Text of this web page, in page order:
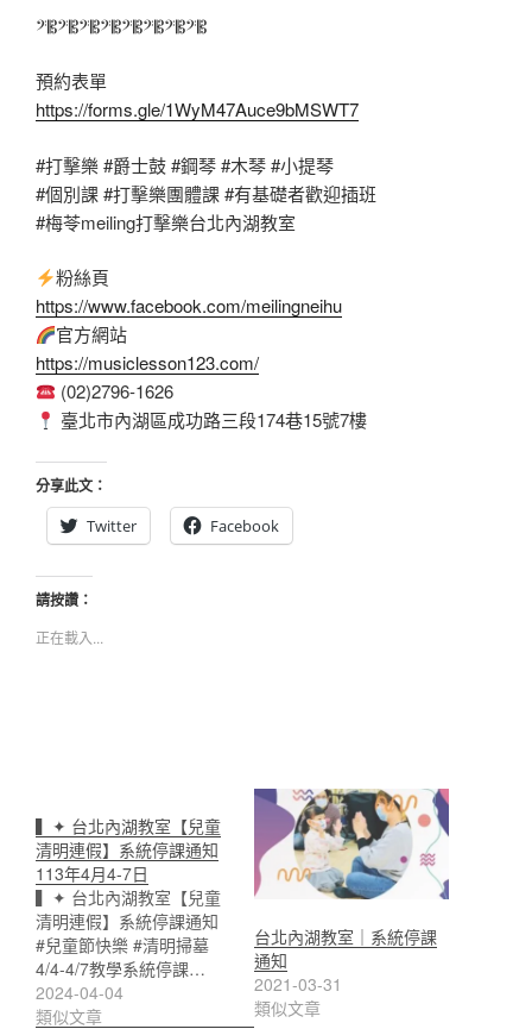
𝄢𝄡𝄢𝄡𝄢𝄡𝄢𝄡𝄢𝄡𝄢𝄡𝄢𝄡𝄢𝄡
預約表單
https://forms.gle/1WyM47Auce9bMSWT7
#打擊樂#爵士鼓#鋼琴#木琴#小提琴
#個別課#打擊樂團體課#有基礎者歡迎插班
#梅苓meiling打擊樂台北內湖教室
粉絲頁
https://www.facebook.com/meilingneihu
官方網站
https://musiclesson123.com/
(02)2796-1626
臺北市內湖區成功路三段174巷15號7樓
分享此文：
Twitter
Facebook
請按讚：
正在載入...
▍✦ 台北內湖教室【兒童
清明連假】系統停課通知
113年4月4-7日
▍✦ 台北內湖教室【兒童
清明連假】系統停課通知
#兒童節快樂 #清明掃墓
4/4-4/7教學系統停課…
2024-04-04
類似文章
台北內湖教室｜系統停課
通知
2021-03-31
類似文章